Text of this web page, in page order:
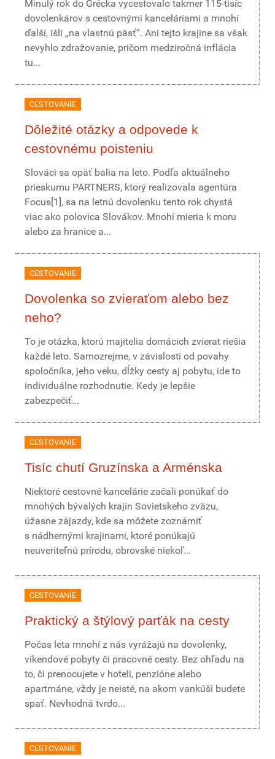
Minulý rok do Grécka vycestovalo takmer 115-tisíc
dovolenkárov s cestovnými kanceláriami a mnohí
ďalší, išli „na vlastnú päsť“. Ani tejto krajine sa však
nevyhlo zdražovanie, pričom medziročná inflácia
tu...
CESTOVANIE
Dôležité otázky a odpovede k
cestovnému poisteniu
Slováci sa opäť balia na leto. Podľa aktuálneho
prieskumu PARTNERS, ktorý realizovala agentúra
Focus[1], sa na letnú dovolenku tento rok chystá
viac ako polovica Slovákov. Mnohí mieria k moru
alebo za hranice a...
CESTOVANIE
Dovolenka so zvieraťom alebo bez
neho?
To je otázka, ktorú majitelia domácich zvierat riešia
každé leto. Samozrejme, v závislosti od povahy
spoločníka, jeho veku, dĺžky cesty aj pobytu, ide to
individuálne rozhodnutie. Kedy je lepšie
zabezpečiť...
CESTOVANIE
Tisíc chutí Gruzínska a Arménska
Niektoré cestovné kancelárie začali ponúkať do
mnohých bývalých krajín Sovietskeho zväzu,
úžasne zájazdy, kde sa môžete zoznámiť
s nádhernými krajinami, ktoré ponúkajú
neuveriteľnú prírodu, obrovské niekoľ...
CESTOVANIE
Praktický a štýlový parťák na cesty
Počas leta mnohí z nás vyrážajú na dovolenky,
víkendové pobyty či pracovné cesty. Bez ohľadu na
to, či prenocujete v hoteli, penzióne alebo
apartmáne, vždy je neisté, na akom vankúši budete
spať. Nevhodná tvrdo...
CESTOVANIE